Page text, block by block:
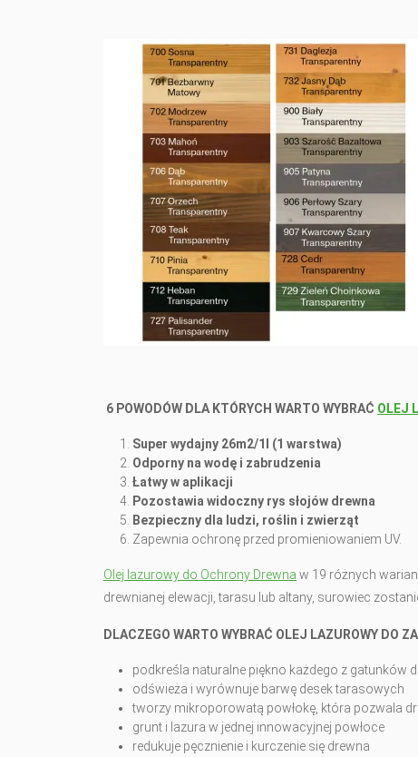
6 POWODÓW DLA KTÓRYCH WARTO WYBRAĆ OLEJ
Super wydajny 26m2/1l (1 warstwa)
Odporny na wodę i zabrudzenia
Łatwy w aplikacji
Pozostawia widoczny rys słojów drewna
Bezpieczny dla ludzi, roślin i zwierząt
Zapewnia ochronę przed promieniowaniem UV.
Olej lazurowy do Ochrony Drewna w 19 różnych
drewnianej elewacji, tarasu lub altany, surowiec
DLACZEGO WARTO WYBRAĆ OLEJ LAZUROWY DO
podkreśla naturalne piękno każdego z gatunków
odświeża i wyrównuje barwę desek tarasowych
tworzy mikroporowatą powłokę, która pozwala
grunt i lazura w jednej innowacyjnej powłoce
redukuje pęcznienie i kurczenie się drewna